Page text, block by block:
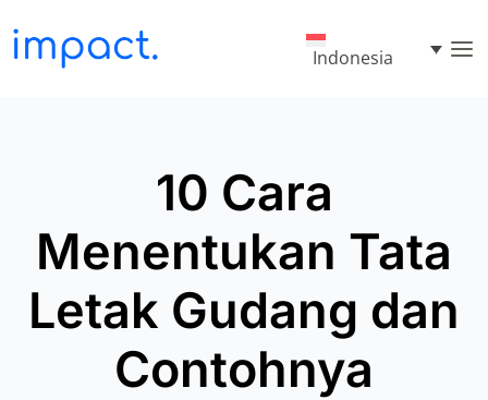
Indonesia
10 Cara
Menentukan Tata
Letak Gudang dan
Contohnya